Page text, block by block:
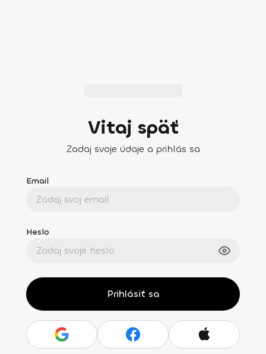
Vitaj späť
Zadaj svoje údaje a prihlás sa
Email
Heslo
Prihlásiť sa